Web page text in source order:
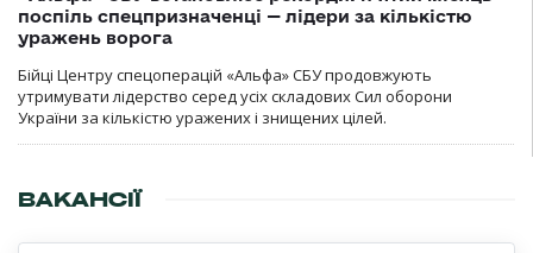
поспіль спецпризначенці — лідери за кількістю
уражень ворога
Бійці Центру спецоперацій «Альфа» СБУ продовжують
утримувати лідерство серед усіх складових Сил оборони
України за кількістю уражених і знищених цілей.
ВАКАНСІЇ